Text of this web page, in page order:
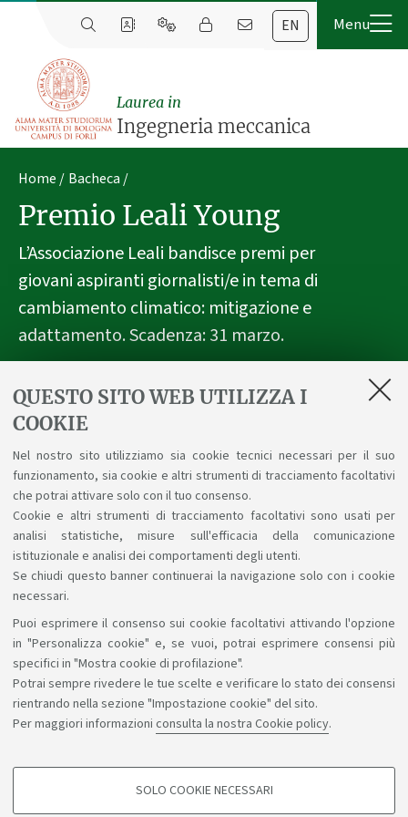
QUESTO SITO WEB UTILIZZA I
COOKIE
Nel nostro sito utilizziamo sia cookie tecnici necessari per il suo
funzionamento, sia cookie e altri strumenti di tracciamento facoltativi
che potrai attivare solo con il tuo consenso.
Cookie e altri strumenti di tracciamento facoltativi sono usati per
analisi statistiche, misure sull'efficacia della comunicazione
istituzionale e analisi dei comportamenti degli utenti.
Se chiudi questo banner continuerai la navigazione solo con i cookie
necessari.
Puoi esprimere il consenso sui cookie facoltativi attivando l'opzione
in "Personalizza cookie" e, se vuoi, potrai esprimere consensi più
specifici in "Mostra cookie di profilazione".
Potrai sempre rivedere le tue scelte e verificare lo stato dei consensi
rientrando nella sezione "Impostazione cookie" del sito.
Per maggiori informazioni consulta la nostra Cookie policy.
COOKIE DI PROFILAZIONE - FACOLTATIVI
SOLO COOKIE NECESSARI
EN
Laurea in
Ingegneria meccanica
Home Bacheca
Premio Leali Young
L’Associazione Leali bandisce premi per
giovani aspiranti giornalisti/e in tema di
cambiamento climatico: mitigazione e
adattamento. Scadenza: 31 marzo.
In evidenza
Premio Leali Young
Sosteniamo il diritto alla conoscenza
Seguici su: